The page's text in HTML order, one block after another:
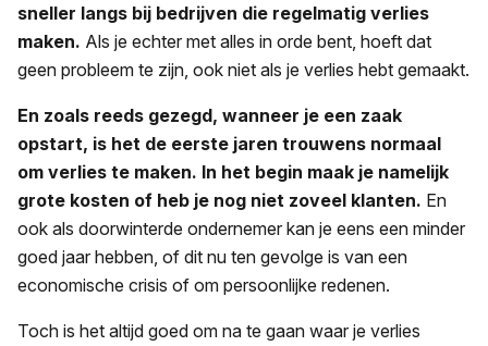
sneller langs bij bedrijven die regelmatig verlies
maken. Als je echter met alles in orde bent, hoeft dat
geen probleem te zijn, ook niet als je verlies hebt gemaakt.
En zoals reeds gezegd, wanneer je een zaak
opstart, is het de eerste jaren trouwens normaal
om verlies te maken. In het begin maak je namelijk
grote kosten of heb je nog niet zoveel klanten. En
ook als doorwinterde ondernemer kan je eens een minder
goed jaar hebben, of dit nu ten gevolge is van een
economische crisis of om persoonlijke redenen.
Toch is het altijd goed om na te gaan waar je verlies